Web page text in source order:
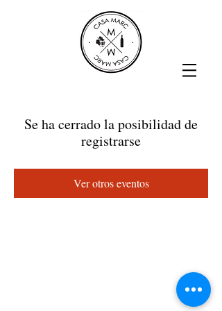
Se ha cerrado la posibilidad de
registrarse
Ver otros eventos